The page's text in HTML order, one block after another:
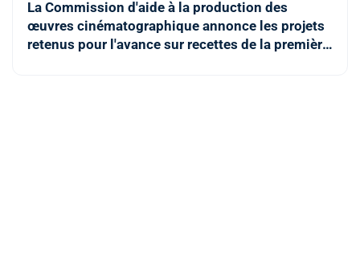
La Commission d'aide à la production des
œuvres cinématographique annonce les projets
retenus pour l'avance sur recettes de la première